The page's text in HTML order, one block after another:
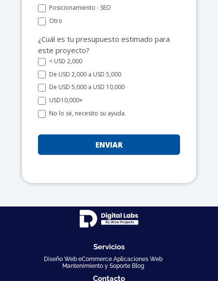
Posicionamiento - SEO
Otro
¿Cuál es tu presupuesto estimado para
este proyecto?
< USD 2,000
De USD 2,000 a USD 5,000
De USD 5,000 a USD 10,000
USD10,000+
No lo sé, necesito su ayuda.
ENVIAR
Servicios
Diseño Web eCommerce Aplicaciones Web
Mantenimiento y Soporte Blog
Contacto